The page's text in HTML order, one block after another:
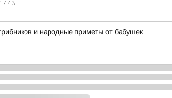
и народные приметы от бабушек